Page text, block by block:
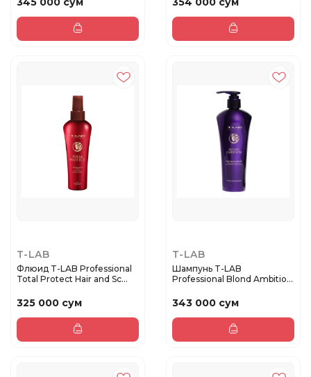
T-LAB
Флюид T-LAB Professional
Total Protect Hair and Sc...
325 000 сум
T-LAB
Шампунь T-LAB
Professional Blond Ambition
343 000 сум